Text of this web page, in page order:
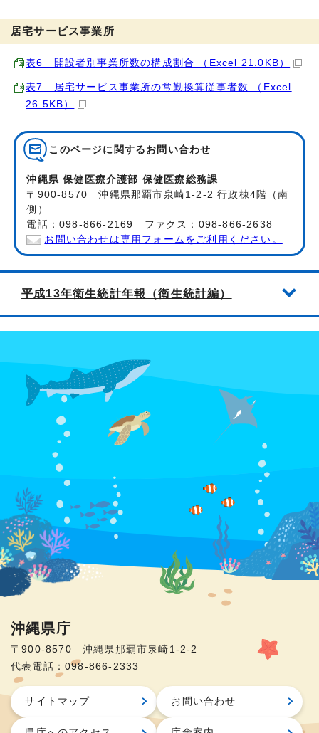
居宅サービス事業所
表6 開設者別事業所数の構成割合 （Excel 21.0KB）
表7 居宅サービス事業所の常勤換算従事者数 （Excel
26.5KB）
このページに関する お問い合わせ
沖縄県 保健医療介護部 保健医療総務課
〒900-8570 沖縄県那覇市泉崎1-2-2 行政棟4階（南
側）
電話：098-866-2169 ファクス：098-866-2638
お問い合わせは専用フォームをご利用ください。
平成13年衛生統計年報（衛生統計編）
沖縄県庁
〒900-8570 沖縄県那覇市泉崎1-2-2
代表電話：098-866-2333
サイトマップ お問い合わせ